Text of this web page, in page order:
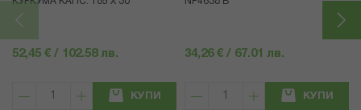
52,45 € / 102.58 лв.
КУПИ
34,26 € / 67.01 лв.
КУПИ